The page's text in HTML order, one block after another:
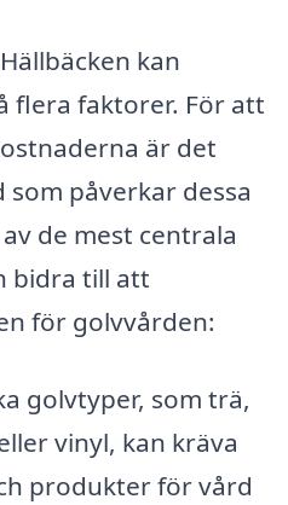
kan
flera faktorer. För att
är det
påverkar dessa
de mest centrala
bidra till att
för golvvården:
golvtyper, som trä,
vinyl, kan kräva
produkter för vård